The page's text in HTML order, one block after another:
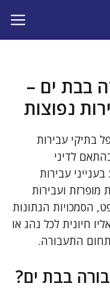
בבת ים –
נפוצות
בתיקי עבירות
לדיני
עבירות
מופרזת ועבירות
הסמכויות הנתונות
חיונית לכל נהג או
התעבורה.
בבת ים?